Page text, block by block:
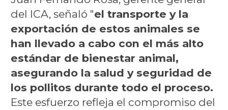
del ICA, señaló "el transporte y la
exportación de estos animales se
han llevado a cabo con el más alto
estándar de bienestar animal,
asegurando la salud y seguridad de
los pollitos durante todo el proceso.
Este esfuerzo refleja el compromiso del